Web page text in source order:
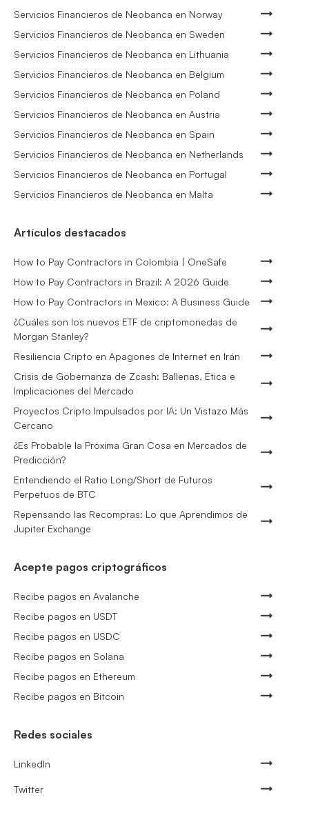
Servicios Financieros de Neobanca en Norway
Servicios Financieros de Neobanca en Sweden
Servicios Financieros de Neobanca en Lithuania
Servicios Financieros de Neobanca en Belgium
Servicios Financieros de Neobanca en Poland
Servicios Financieros de Neobanca en Austria
Servicios Financieros de Neobanca en Spain
Servicios Financieros de Neobanca en Netherlands
Servicios Financieros de Neobanca en Portugal
Servicios Financieros de Neobanca en Malta
Artículos destacados
How to Pay Contractors in Colombia | OneSafe
How to Pay Contractors in Brazil: A 2026 Guide
How to Pay Contractors in Mexico: A Business Guide
¿Cuáles son los nuevos ETF de criptomonedas de
Morgan Stanley?
Resiliencia Cripto en Apagones de Internet en Irán
Crisis de Gobernanza de Zcash: Ballenas, Ética e
Implicaciones del Mercado
Proyectos Cripto Impulsados por IA: Un Vistazo Más
Cercano
¿Es Probable la Próxima Gran Cosa en Mercados de
Predicción?
Entendiendo el Ratio Long/Short de Futuros
Perpetuos de BTC
Repensando las Recompras: Lo que Aprendimos de
Jupiter Exchange
Acepte pagos criptográficos
Recibe pagos en Avalanche
Recibe pagos en USDT
Recibe pagos en USDC
Recibe pagos en Solana
Recibe pagos en Ethereum
Recibe pagos en Bitcoin
Redes sociales
LinkedIn
Twitter